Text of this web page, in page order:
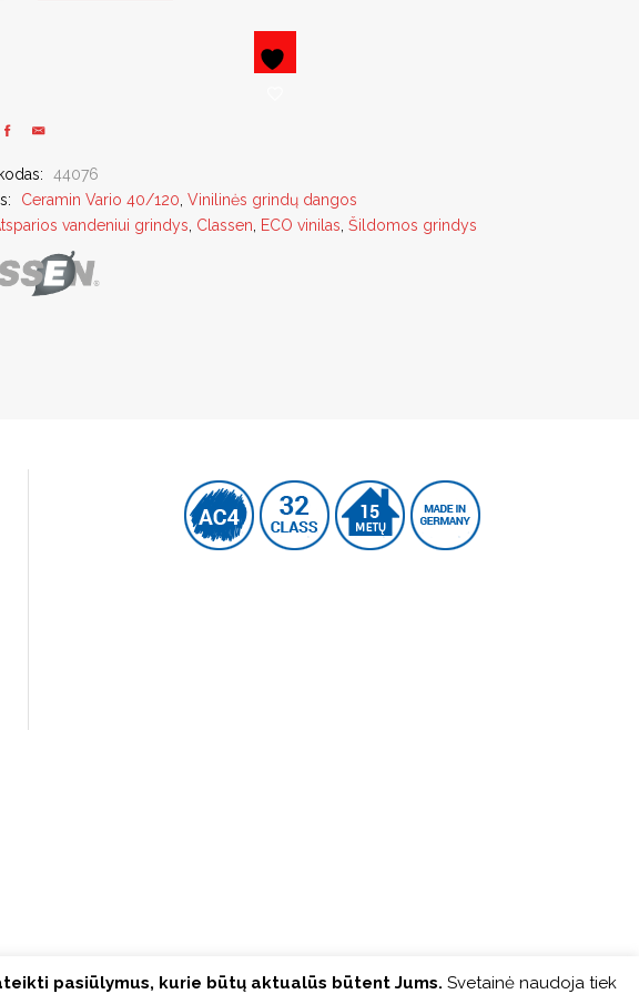
44076
Ceramin Vario 40/120 Vinilinės grindų dangos
vandeniui grindys Classen ECO vinilas Šildomos grindys
pasiūlymus, kurie būtų aktualūs būtent Jums. Svetainė naudoja tiek